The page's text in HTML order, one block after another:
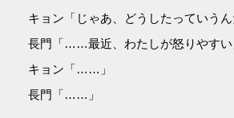
キョン「じゃあ、どうしたっていうん
長門「……最近、わたしが怒りやすい
キョン「……」
長門「……」